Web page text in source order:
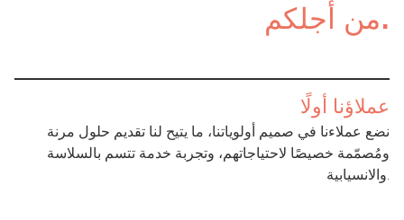
من أجلكم.
عملاؤنا أولًا
نضع عملاءنا في صميم أولوياتنا، ما يتيح لنا تقديم حلول مرنة
ومُصمّمة خصيصًا لاحتياجاتهم، وتجربة خدمة تتسم بالسلاسة